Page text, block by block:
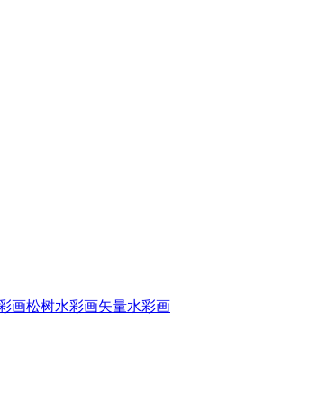
画松树水彩画矢量水彩画